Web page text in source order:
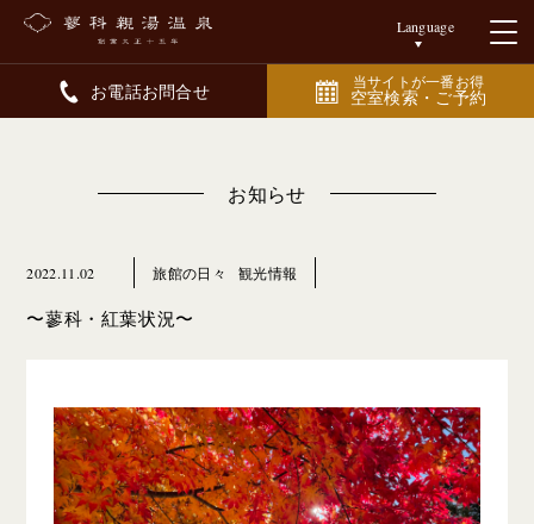
Language
お電話お問合せ 当サイトが一番お得
空室検索・ご予約
お知らせ
2022.11.02 旅館の日々 観光情報
〜蓼科・紅葉状況〜